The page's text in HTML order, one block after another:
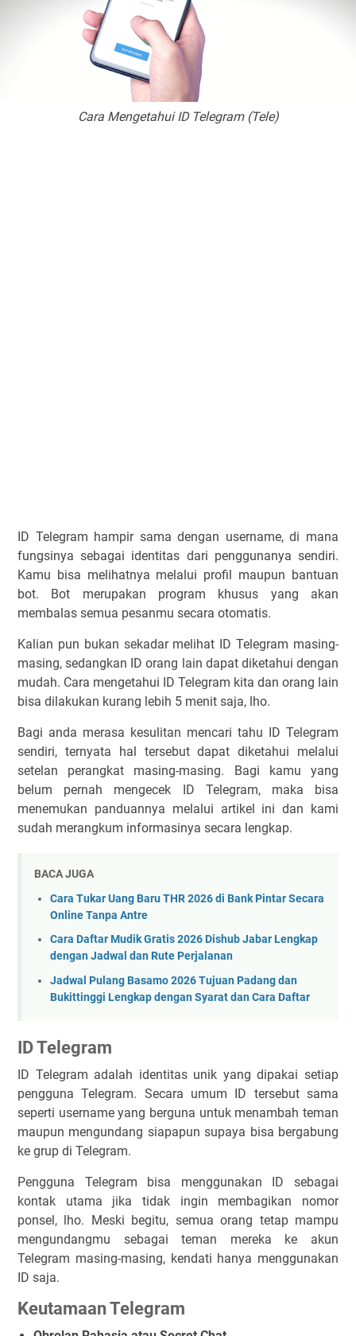
Cara Mengetahui ID Telegram (Tele)
ID Telegram hampir sama dengan username, di mana
fungsinya sebagai identitas dari penggunanya sendiri.
Kamu bisa melihatnya melalui profil maupun bantuan
bot. Bot merupakan program khusus yang akan
membalas semua pesanmu secara otomatis.
Kalian pun bukan sekadar melihat ID Telegram masing-
masing, sedangkan ID orang lain dapat diketahui dengan
mudah. Cara mengetahui ID Telegram kita dan orang lain
bisa dilakukan kurang lebih 5 menit saja, lho.
Bagi anda merasa kesulitan mencari tahu ID Telegram
sendiri, ternyata hal tersebut dapat diketahui melalui
setelan perangkat masing-masing. Bagi kamu yang
belum pernah mengecek ID Telegram, maka bisa
menemukan panduannya melalui artikel ini dan kami
sudah merangkum informasinya secara lengkap.
BACA JUGA
Cara Tukar Uang Baru THR 2026 di Bank Pintar Secara
Online Tanpa Antre
Cara Daftar Mudik Gratis 2026 Dishub Jabar Lengkap
dengan Jadwal dan Rute Perjalanan
Jadwal Pulang Basamo 2026 Tujuan Padang dan
Bukittinggi Lengkap dengan Syarat dan Cara Daftar
ID Telegram
ID Telegram adalah identitas unik yang dipakai setiap
pengguna Telegram. Secara umum ID tersebut sama
seperti username yang berguna untuk menambah teman
maupun mengundang siapapun supaya bisa bergabung
ke grup di Telegram.
Pengguna Telegram bisa menggunakan ID sebagai
kontak utama jika tidak ingin membagikan nomor
ponsel, lho. Meski begitu, semua orang tetap mampu
mengundangmu sebagai teman mereka ke akun
Telegram masing-masing, kendati hanya menggunakan
ID saja.
Keutamaan Telegram